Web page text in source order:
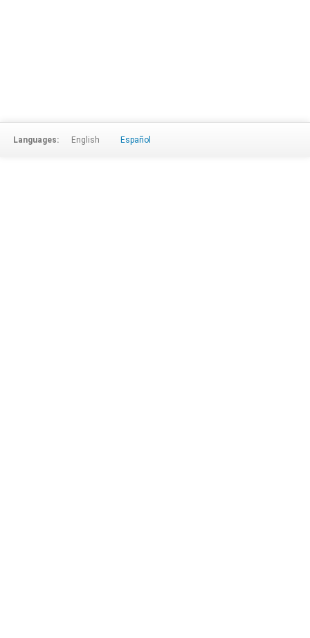
Languages: English Español